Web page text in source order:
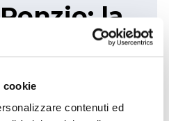
cookie
contenuti ed
la
per
e